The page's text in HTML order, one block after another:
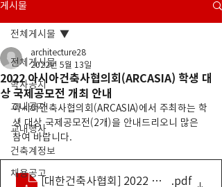
게시물
전체게시물
학사공지
교내공지
교내행사
건축계정보
채용공고
전체게시물
2022 아시아건축사협의회(ARCASIA) 학생 대
상 국제공모전 개최 안내
architecture28
2022년 5월 13일
아시아건축사협의회(ARCASIA)에서 주최하는 학
생 대상 국제공모전(2개)을 안내드리오니 많은
참여 바랍니다.
[대한건축사협회] 2022 아시아건축사
.pdf